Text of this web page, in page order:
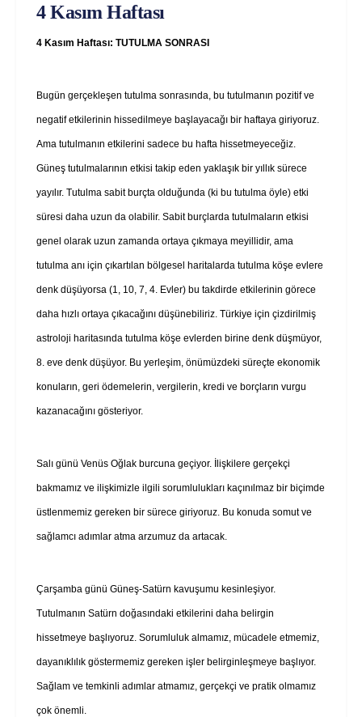
4 Kasım Haftası
4 Kasım Haftası: TUTULMA SONRASI
Bugün gerçekleşen tutulma sonrasında, bu tutulmanın pozitif ve
negatif etkilerinin hissedilmeye başlayacağı bir haftaya giriyoruz.
Ama tutulmanın etkilerini sadece bu hafta hissetmeyeceğiz.
Güneş tutulmalarının etkisi takip eden yaklaşık bir yıllık sürece
yayılır. Tutulma sabit burçta olduğunda (ki bu tutulma öyle) etki
süresi daha uzun da olabilir. Sabit burçlarda tutulmaların etkisi
genel olarak uzun zamanda ortaya çıkmaya meyillidir, ama
tutulma anı için çıkartılan bölgesel haritalarda tutulma köşe evlere
denk düşüyorsa (1, 10, 7, 4. Evler) bu takdirde etkilerinin görece
daha hızlı ortaya çıkacağını düşünebiliriz. Türkiye için çizdirilmiş
astroloji haritasında tutulma köşe evlerden birine denk düşmüyor,
8. eve denk düşüyor. Bu yerleşim, önümüzdeki süreçte ekonomik
konuların, geri ödemelerin, vergilerin, kredi ve borçların vurgu
kazanacağını gösteriyor.
Salı günü Venüs Oğlak burcuna geçiyor. İlişkilere gerçekçi
bakmamız ve ilişkimizle ilgili sorumlulukları kaçınılmaz bir biçimde
üstlenmemiz gereken bir sürece giriyoruz. Bu konuda somut ve
sağlamcı adımlar atma arzumuz da artacak.
Çarşamba günü Güneş-Satürn kavuşumu kesinleşiyor.
Tutulmanın Satürn doğasındaki etkilerini daha belirgin
hissetmeye başlıyoruz. Sorumluluk almamız, mücadele etmemiz,
dayanıklılık göstermemiz gereken işler belirginleşmeye başlıyor.
Sağlam ve temkinli adımlar atmamız, gerçekçi ve pratik olmamız
çok önemli.